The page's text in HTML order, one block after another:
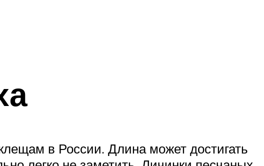
в России. Длина может достигать